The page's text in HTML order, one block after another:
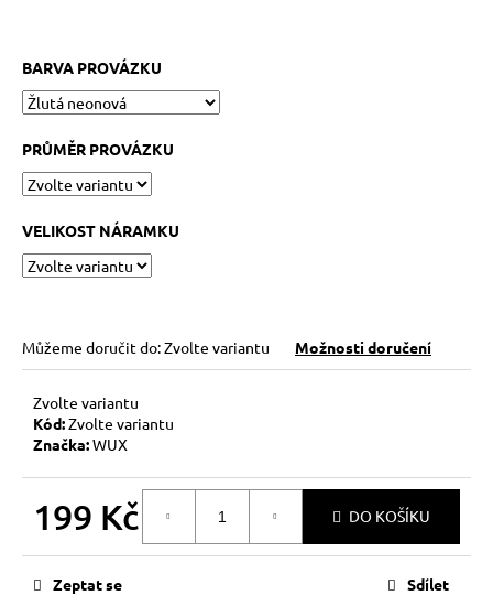
BARVA PROVÁZKU
PRŮMĚR PROVÁZKU
VELIKOST NÁRAMKU
Můžeme doručit do:Zvolte variantu Možnosti doručení
Zvolte variantu
Kód:Zvolte variantu
Značka:WUX
199 Kč DO KOŠÍKU
Zeptat se Sdílet
e
HEMATITOVÉ
SRDÍČKO
–
PORVÁZKOVÝ
NÁRAMEK
169
Kč
Původně:
210